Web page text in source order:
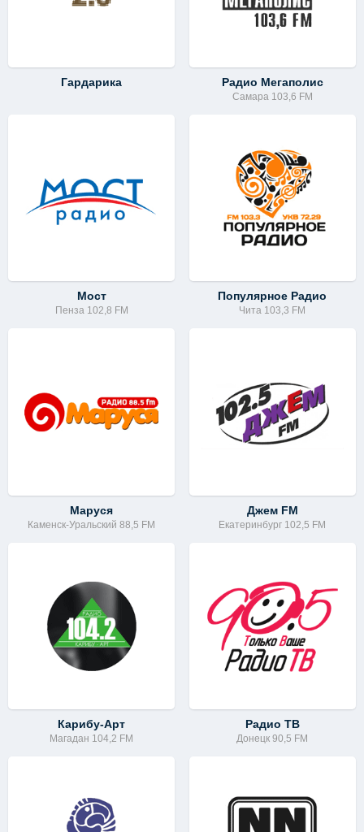
Гардарика Радио Мегаполис
Самара 103,6 FM
Мост
Пенза 102,8 FM
Популярное Радио
Чита 103,3 FM
Маруся
Каменск-Уральский 88,5 FM
Джем FM
Екатеринбург 102,5 FM
Карибу-Арт
Магадан 104,2 FM
Радио ТВ
Донецк 90,5 FM